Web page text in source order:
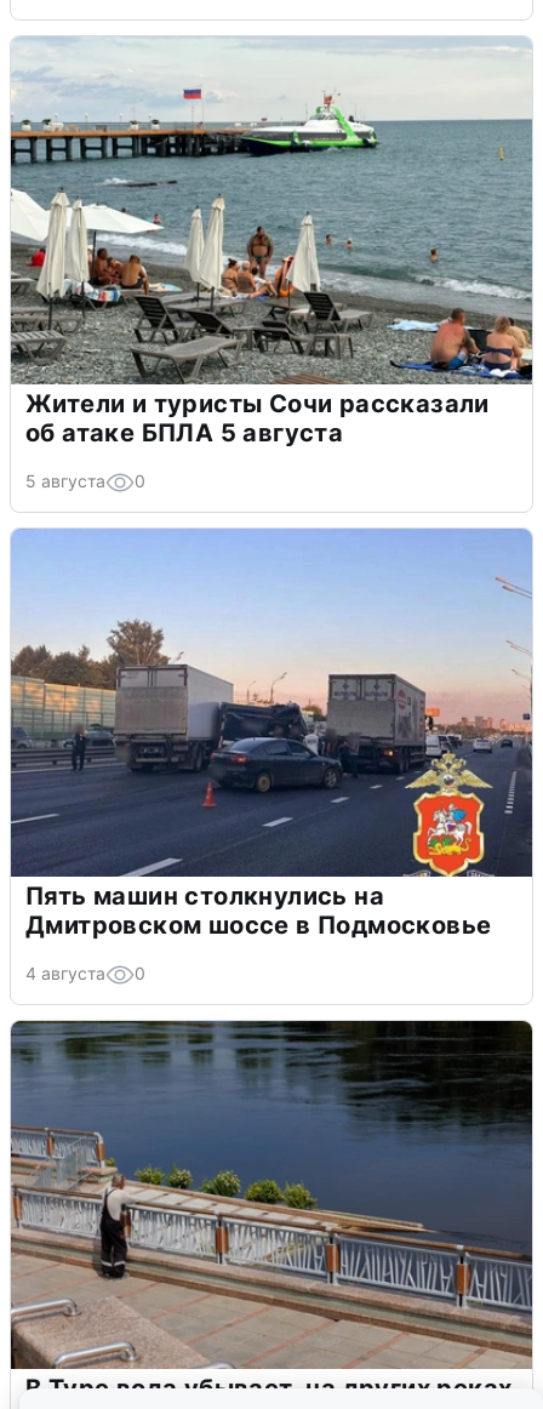
Жители и туристы Сочи рассказали
об атаке БПЛА 5 августа
5 августа 0
Пять машин столкнулись на
Дмитровском шоссе в Подмосковье
4 августа 0
В Туре вода убывает, на других реках